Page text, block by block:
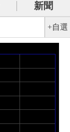
新聞
+自選